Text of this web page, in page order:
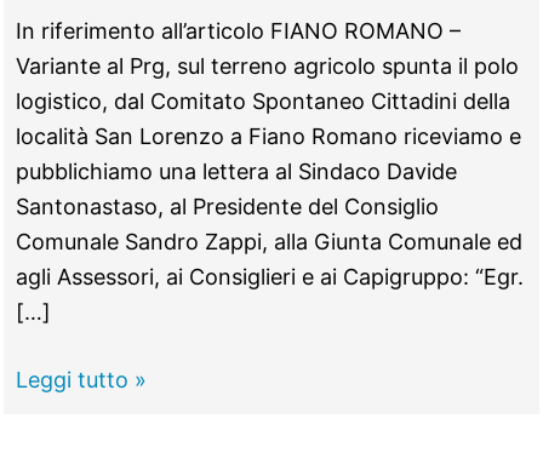
In riferimento all’articolo FIANO ROMANO –
Variante al Prg, sul terreno agricolo spunta il polo
logistico, dal Comitato Spontaneo Cittadini della
località San Lorenzo a Fiano Romano riceviamo e
pubblichiamo una lettera al Sindaco Davide
Santonastaso, al Presidente del Consiglio
Comunale Sandro Zappi, alla Giunta Comunale ed
agli Assessori, ai Consiglieri e ai Capigruppo: “Egr.
[…]
FIANO
Leggi tutto »